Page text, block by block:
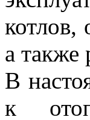
а также
В
к